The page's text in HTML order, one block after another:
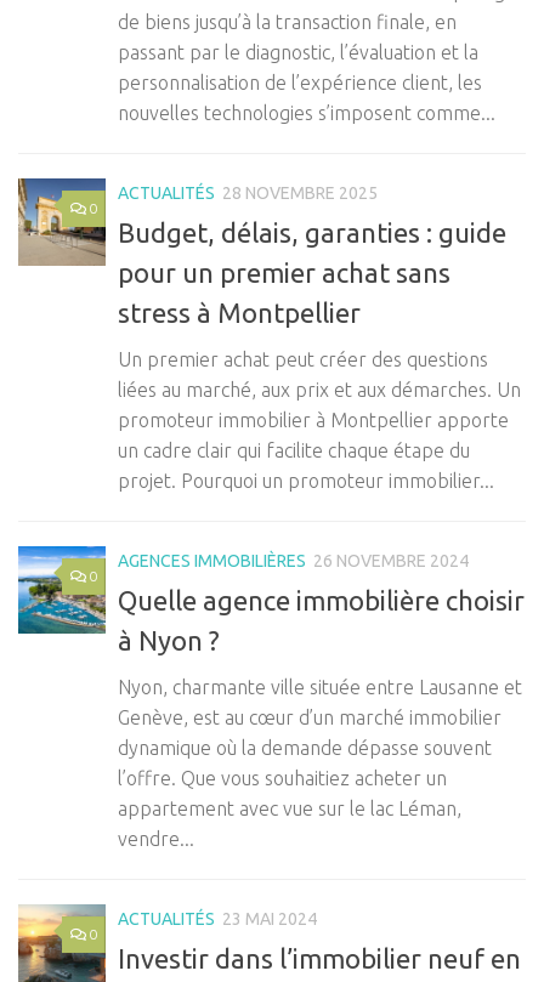
de biens jusqu’à la transaction finale, en
passant par le diagnostic, l’évaluation et la
personnalisation de l’expérience client, les
nouvelles technologies s’imposent comme...
0
ACTUALITÉS 28 NOVEMBRE 2025
Budget, délais, garanties : guide
pour un premier achat sans
stress à Montpellier
Un premier achat peut créer des questions
liées au marché, aux prix et aux démarches. Un
promoteur immobilier à Montpellier apporte
un cadre clair qui facilite chaque étape du
projet. Pourquoi un promoteur immobilier...
0
AGENCES IMMOBILIÈRES 26 NOVEMBRE 2024
Quelle agence immobilière choisir
à Nyon ?
Nyon, charmante ville située entre Lausanne et
Genève, est au cœur d’un marché immobilier
dynamique où la demande dépasse souvent
l’offre. Que vous souhaitiez acheter un
appartement avec vue sur le lac Léman,
vendre...
0
ACTUALITÉS 23 MAI 2024
Investir dans l’immobilier neuf en